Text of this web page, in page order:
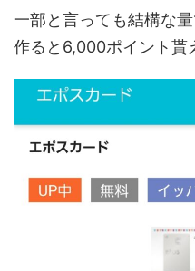
一部と言っても結構な
作ると6,000ポイント貰